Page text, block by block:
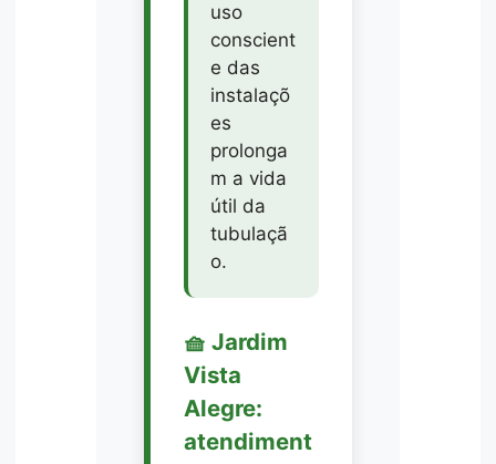
uso
conscient
e das
instalaçõ
es
prolonga
m a vida
útil da
tubulaçã
o.
🧺 Jardim
Vista
Alegre:
atendiment